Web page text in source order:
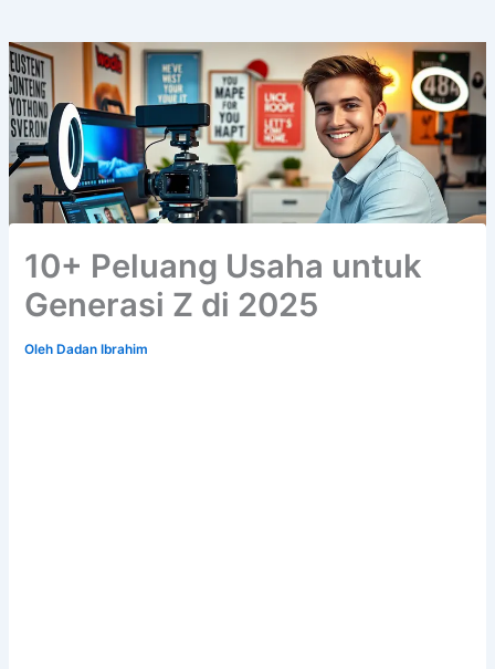
10+ Peluang Usaha untuk
Generasi Z di 2025
Oleh Dadan Ibrahim